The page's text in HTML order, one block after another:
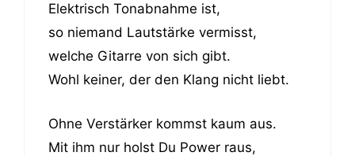
Elektrisch Tonabnahme ist,
so niemand Lautstärke vermisst,
welche Gitarre von sich gibt.
Wohl keiner, der den Klang nicht liebt.
Ohne Verstärker kommst kaum aus.
Mit ihm nur holst Du Power raus,